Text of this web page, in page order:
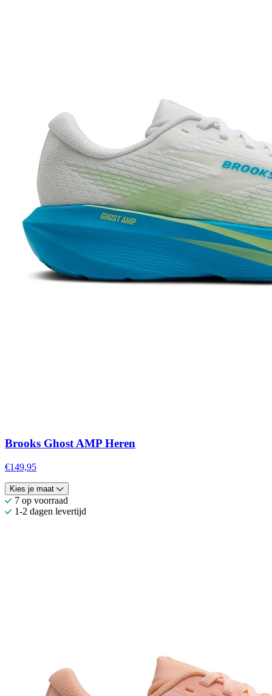
Brooks Ghost AMP Heren
€149,95
Kies je maat
7 op voorraad
1-2 dagen levertijd